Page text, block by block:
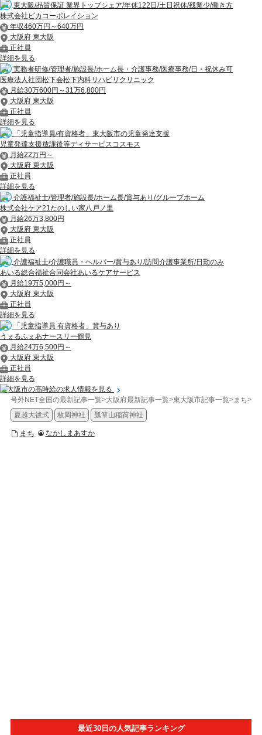
東大阪/品質保証 業界トップシェア/年休122日/土日祝休/残業少/働き方
株式会社ピカコーポレイション
年収460万円～640万円
大阪府 東大阪
正社員
詳細を見る
実務者研修/管理者/施設長/ホーム長・介護事務/医療事務/日・祝休み可
医療法人社団松下会松下内科リハビリクリニック
月給30万600円～31万6,800円
大阪府 東大阪
正社員
詳細を見る
「児童指導員/有資格者」東大阪市の児童発達支援
児童発達支援放課後等ディサービスコスモス
月給22万円～
大阪府 東大阪
正社員
詳細を見る
介護福祉士/管理者/施設長/ホーム長/賞与あり/グループホーム
株式会社ケア21たのしい家八戸ノ里
月給26万3,800円
大阪府 東大阪
正社員
詳細を見る
介護福祉士/介護職員・ヘルパー/賞与あり/訪問介護事業所/日勤のみ
あいる総合福祉合同会社あいるケアサービス
月給19万5,000円～
大阪府 東大阪
正社員
詳細を見る
「児童指導員 有資格者」賞与あり
うぇるふぇあナースリー鶴見
月給24万6,500円～
大阪府 東大阪
正社員
詳細を見る
東大阪市の高時給の求人情報を見る
号外NET全国の最新記事一覧>大阪府最新記事一覧>東大阪市記事一覧>まち>【
夏越大祓式
枚岡神社 瓢箪山稲荷神社
まち なかしまあすか
最近30日の人気記事ランキング